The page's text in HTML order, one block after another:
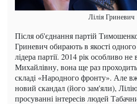
Лілія Гриневич
Після об'єднання партій
Гриневич обирають в якості одного
лідера партії. 2014 рік особливо
Михайлівну, вона ще раз
складі «Народного фронту». Але
новий скандал (його зам'яли),
просуванні інтересів людей